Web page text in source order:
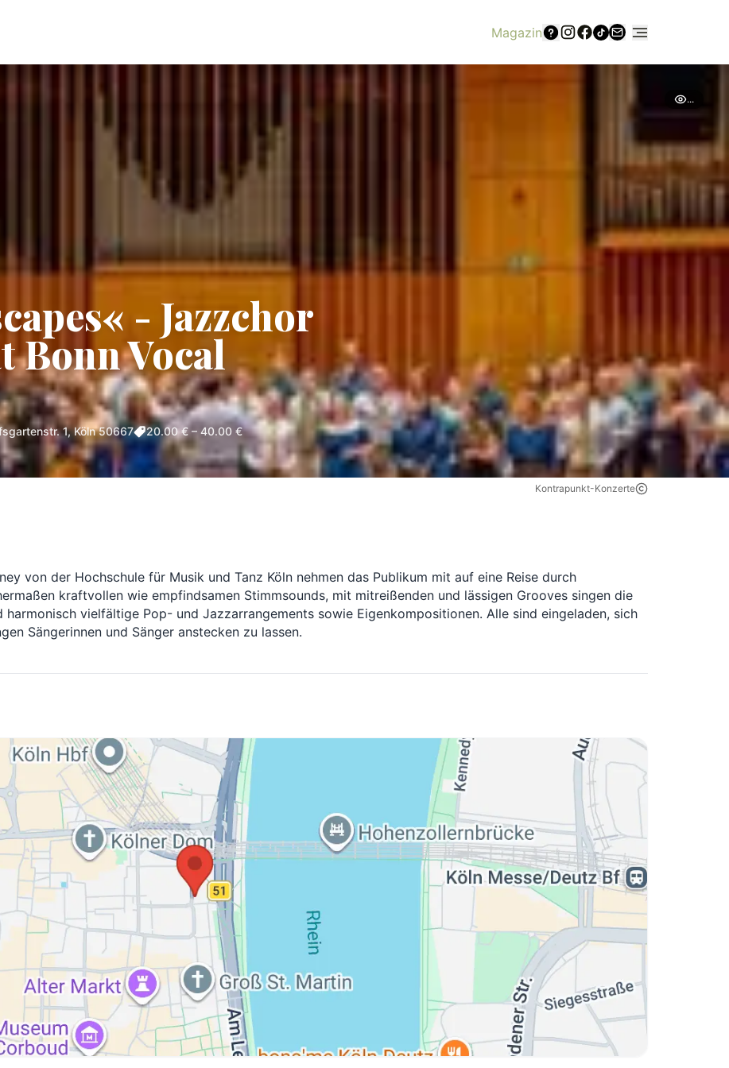
Magazin
...
- Jazzchor
Bonn Vocal
1, Köln 50667 20.00 € – 40.00 €
Kontrapunkt-Konzerte
von der Hochschule für Musik und Tanz Köln nehmen das Publikum mit auf eine Reise durch
kraftvollen wie empfindsamen Stimmsounds, mit mitreißenden und lässigen Grooves singen die
vielfältige Pop- und Jazzarrangements sowie Eigenkompositionen. Alle sind eingeladen, sich
Sängerinnen und Sänger anstecken zu lassen.